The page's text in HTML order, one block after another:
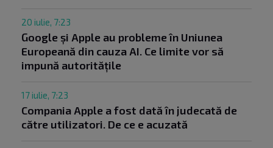
20 iulie, 7:23
Google și Apple au probleme în Uniunea
Europeană din cauza AI. Ce limite vor să
impună autoritățile
17 iulie, 7:23
Compania Apple a fost dată în judecată de
către utilizatori. De ce e acuzată